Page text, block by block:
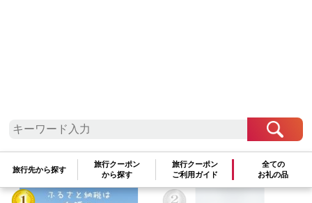
旅行先から探す
旅行クーポン
から探す
旅行クーポン
ご利用ガイド
全ての
お礼の品
検索結果一覧
参考寄附額順|新着順 |人気ランキング順